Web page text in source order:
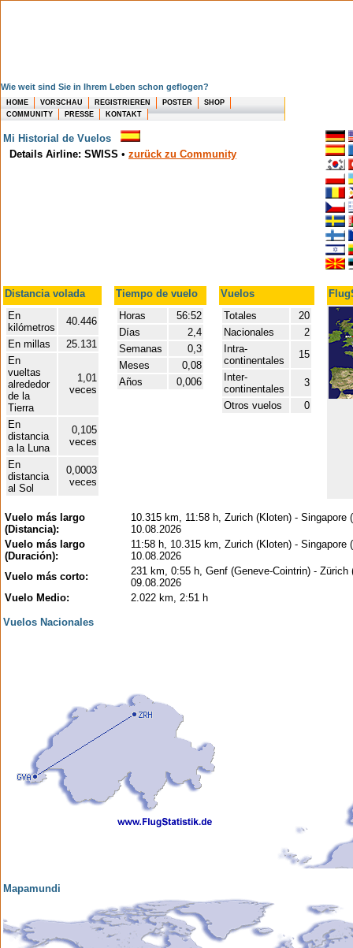
Wie weit sind Sie in Ihrem Leben schon geflogen?
HOME VORSCHAU REGISTRIEREN POSTER
SHOP
COMMUNITY
PRESSE KONTAKT
Mi Historial de Vuelos
Details Airline: SWISS • zurück zu Community
Distancia volada Tiempo de vuelo Vuelos
En
kilómetros
40.446
En millas
25.131
En
vueltas
alrededor
de la
Tierra
1,01
veces
En
distancia
a la Luna
0,105
veces
En
distancia
al Sol
0,0003
veces
Horas
56:52
Días
2,4
Semanas
0,3
Meses
0,08
Años
0,006
Totales
20
Nacionales
2
Intra-
continentales
15
Inter-
continentales
3
Otros vuelos
0
Vuelo más largo
(Distancia):
10.315 km, 11:58 h, Zurich (Kloten) - Singapore
10.08.2026
Vuelo más largo
(Duración):
11:58 h, 10.315 km, Zurich (Kloten) - Singapore
10.08.2026
Vuelo más corto:
231 km, 0:55 h, Genf (Geneve-Cointrin) - Zürich
09.08.2026
Vuelo Medio:
2.022 km, 2:51 h
Vuelos Nacionales
Mapamundi